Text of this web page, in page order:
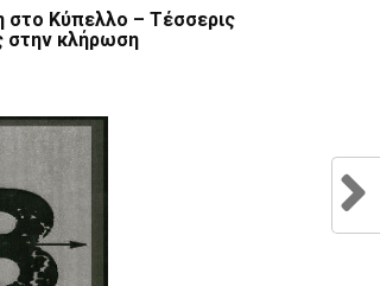
στο Κύπελλο – Τέσσερις
στην κλήρωση